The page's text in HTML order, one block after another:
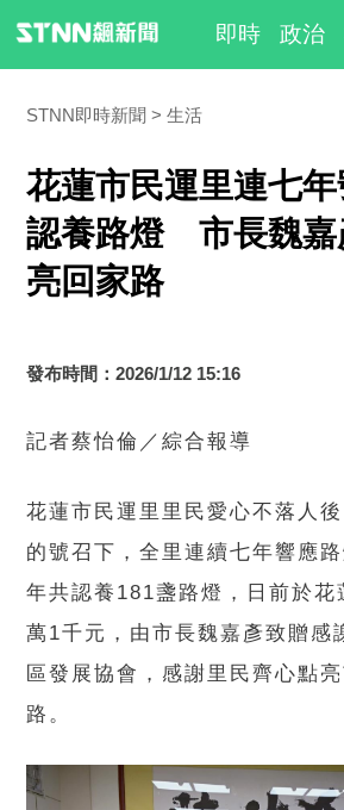
即時 政治
STNN即時新聞 生活
花蓮市民運里連七
認養路燈 市長魏嘉
亮回家路
發布時間：2026/1/12 15:16
記者蔡怡倫／綜合報導
花蓮市民運里里民愛心不落人
的號召下，全里連續七年響應
年共認養181盞路燈，日前於花
萬1千元，由市長魏嘉彥致贈感
區發展協會，感謝里民齊心點
路。